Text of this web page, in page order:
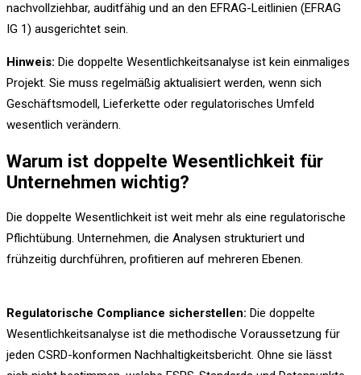
nachvollziehbar, auditfähig und an den EFRAG-Leitlinien (EFRAG
IG 1) ausgerichtet sein.
Hinweis: Die doppelte Wesentlichkeitsanalyse ist kein einmaliges
Projekt. Sie muss regelmäßig aktualisiert werden, wenn sich
Geschäftsmodell, Lieferkette oder regulatorisches Umfeld
wesentlich verändern.
Warum ist doppelte Wesentlichkeit für
Unternehmen wichtig?
Die doppelte Wesentlichkeit ist weit mehr als eine regulatorische
Pflichtübung. Unternehmen, die Analysen strukturiert und
frühzeitig durchführen, profitieren auf mehreren Ebenen.
Regulatorische Compliance sicherstellen: Die doppelte
Wesentlichkeitsanalyse ist die methodische Voraussetzung für
jeden CSRD-konformen Nachhaltigkeitsbericht. Ohne sie lässt